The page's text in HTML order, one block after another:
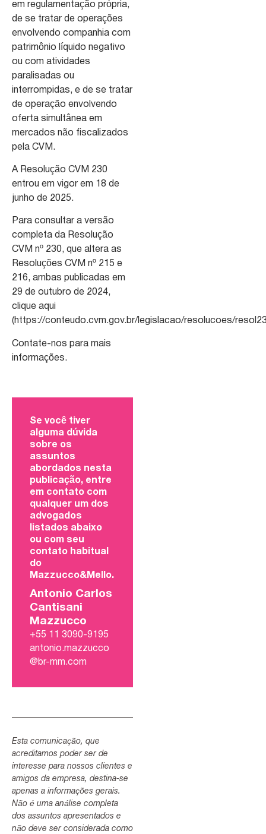
em regulamentação própria,
de se tratar de operações
envolvendo companhia com
patrimônio líquido negativo
ou com atividades
paralisadas ou
interrompidas, e de se tratar
de operação envolvendo
oferta simultânea em
mercados não fiscalizados
pela CVM.
A Resolução CVM 230
entrou em vigor em 18 de
junho de 2025.
Para consultar a versão
completa da Resolução
CVM nº 230, que altera as
Resoluções CVM nº 215 e
216, ambas publicadas em
29 de outubro de 2024,
clique aqui
(https://conteudo.cvm.gov.br/legislacao/resolucoes/
Contate-nos para mais
informações.
Se você tiver
alguma dúvida
sobre os
assuntos
abordados nesta
publicação, entre
em contato com
qualquer um dos
advogados
listados abaixo
ou com seu
contato habitual
do
Mazzucco&Mello.
Antonio Carlos
Cantisani
Mazzucco
+55 11 3090-9195
antonio.mazzucco
@br-mm.com
Esta comunicação, que
acreditamos poder ser de
interesse para nossos clientes e
amigos da empresa, destina-se
apenas a informações gerais.
Não é uma análise completa
dos assuntos apresentados e
não deve ser considerada como